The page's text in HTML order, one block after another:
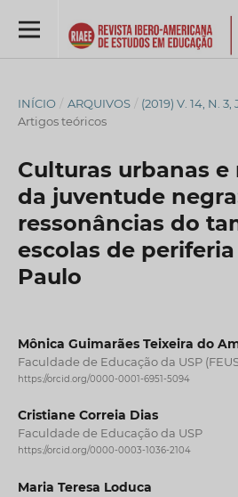
INÍCIO / ARQUIVOS / (2019) V. 14, N. 3,
Artigos teóricos
Culturas urbanas e
da juventude
ressonâncias do
escolas de periferia
Paulo
Mônica Guimarães Teixeira do
Faculdade de Educação da USP
https://orcid.org/0000-0001-6951-5094
Cristiane Correia Dias
Faculdade de Educação da USP
https://orcid.org/0000-0003-1036-2104
Maria Teresa Loduca